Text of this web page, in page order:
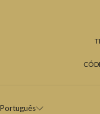
Português